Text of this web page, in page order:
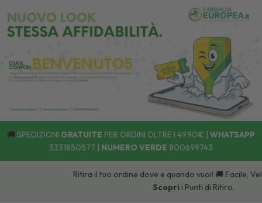
🚚 SPEDIZIONI GRATUITE PER ORDINI OLTRE I 49,90€ | WHATSAPP
3331850577 | NUMERO VERDE 800699743
Ritira il tuo ordine dove e quando vuoi! 🚚 Facile, Veloce,
Scoprii Punti di Ritiro.